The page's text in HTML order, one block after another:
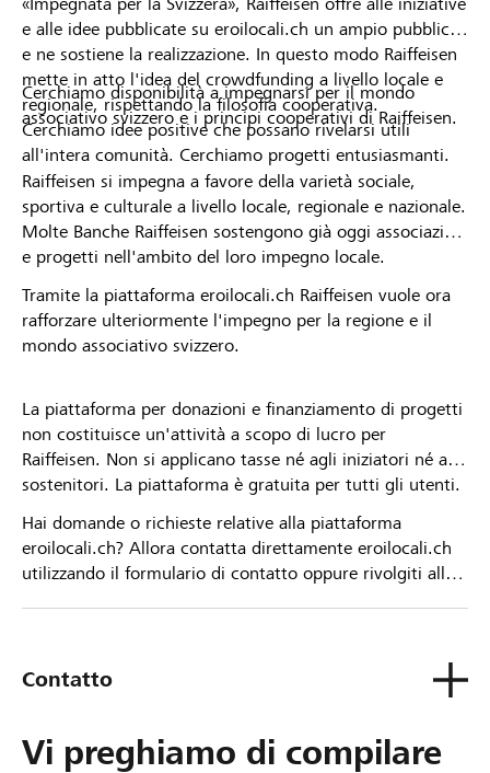
e alle idee pubblicate su eroilocali.ch un ampio pubblico
e ne sostiene la realizzazione. In questo modo Raiffeisen
mette in atto l'idea del crowdfunding a livello locale e
regionale, rispettando la filosofia cooperativa.
Cerchiamo idee positive che possano rivelarsi utili
all'intera comunità. Cerchiamo progetti entusiasmanti.
Cerchiamo disponibilità a impegnarsi per il mondo
associativo svizzero e i principi cooperativi di Raiffeisen.
Raiffeisen si impegna a favore della varietà sociale,
sportiva e culturale a livello locale, regionale e nazionale.
Molte Banche Raiffeisen sostengono già oggi associazioni
e progetti nell'ambito del loro impegno locale.
Tramite la piattaforma eroilocali.ch Raiffeisen vuole ora
rafforzare ulteriormente l'impegno per la regione e il
mondo associativo svizzero.
La piattaforma per donazioni e finanziamento di progetti
non costituisce un'attività a scopo di lucro per
Raiffeisen. Non si applicano tasse né agli iniziatori né ai
sostenitori. La piattaforma è gratuita per tutti gli utenti.
Hai domande o richieste relative alla piattaforma
eroilocali.ch? Allora contatta direttamente eroilocali.ch
utilizzando il formulario di contatto oppure rivolgiti alla
Contatto
Vi preghiamo di compilare